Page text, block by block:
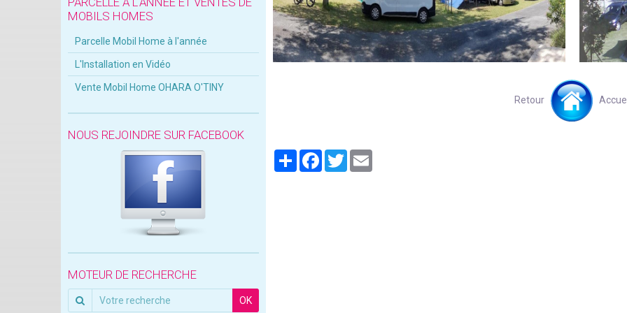
Retour
PartagerFacebook
TwitterEmail
MOBILS HOMES
Parcelle Mobil Home à l'année
L'Installation en Vidéo
Vente Mobil Home OHARA O'TINY
NOUS REJOINDRE SUR FACEBOOK
MOTEUR DE RECHERCHE
OK